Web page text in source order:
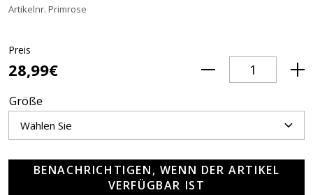
Artikelnr. Primrose
Preis
28,99€
Größe
BENACHRICHTIGEN, WENN DER ARTIKEL
VERFÜGBAR IST